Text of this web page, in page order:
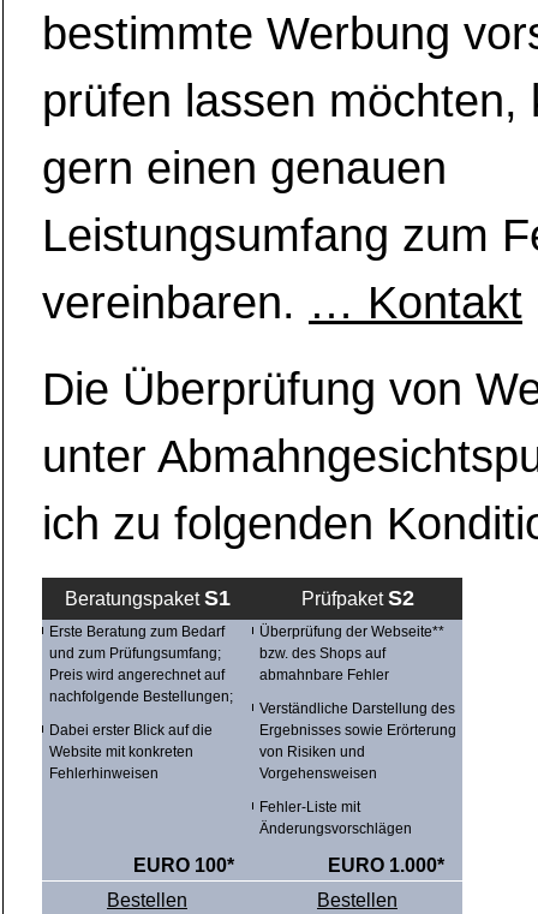
bestimmte Werbung
prüfen lassen möchten,
gern einen genauen
Leistungsumfang zum
vereinbaren. … Kontakt
Die Überprüfung von
unter
ich zu folgenden
BeratungspaketS1 PrüfpaketS2
Erste Beratung zum Bedarf
und zum Prüfungsumfang;
Preis wird angerechnet auf
nachfolgende Bestellungen;
Dabei erster Blick auf die
Website mit konkreten
Fehlerhinweisen
Überprüfung der Webseite**
bzw. des Shops auf
abmahnbare Fehler
Verständliche Darstellung des
Ergebnisses sowie Erörterung
von Risiken und
Vorgehensweisen
Fehler-Liste mit
Änderungsvorschlägen
EURO 100*
EURO 1.000*
Bestellen
Bestellen